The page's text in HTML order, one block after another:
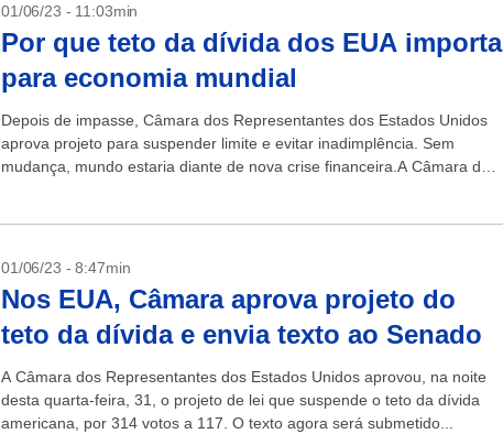
01/06/23 - 11:03min
Por que teto da dívida dos EUA importa
para economia mundial
Depois de impasse, Câmara dos Representantes dos Estados Unidos
aprova projeto para suspender limite e evitar inadimplência. Sem
mudança, mundo estaria diante de nova crise financeira.A Câmara dos
01/06/23 - 8:47min
Nos EUA, Câmara aprova projeto do
teto da dívida e envia texto ao Senado
A Câmara dos Representantes dos Estados Unidos aprovou, na noite
desta quarta-feira, 31, o projeto de lei que suspende o teto da dívida
americana, por 314 votos a 117. O texto agora será submetido...